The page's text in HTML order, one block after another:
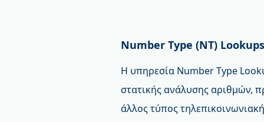
Number Type (NT) Lookups
Η υπηρεσία Number Type
στατικής ανάλυσης αριθμών,
άλλος τύπος